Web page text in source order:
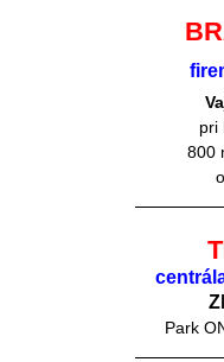
pri
800
Park